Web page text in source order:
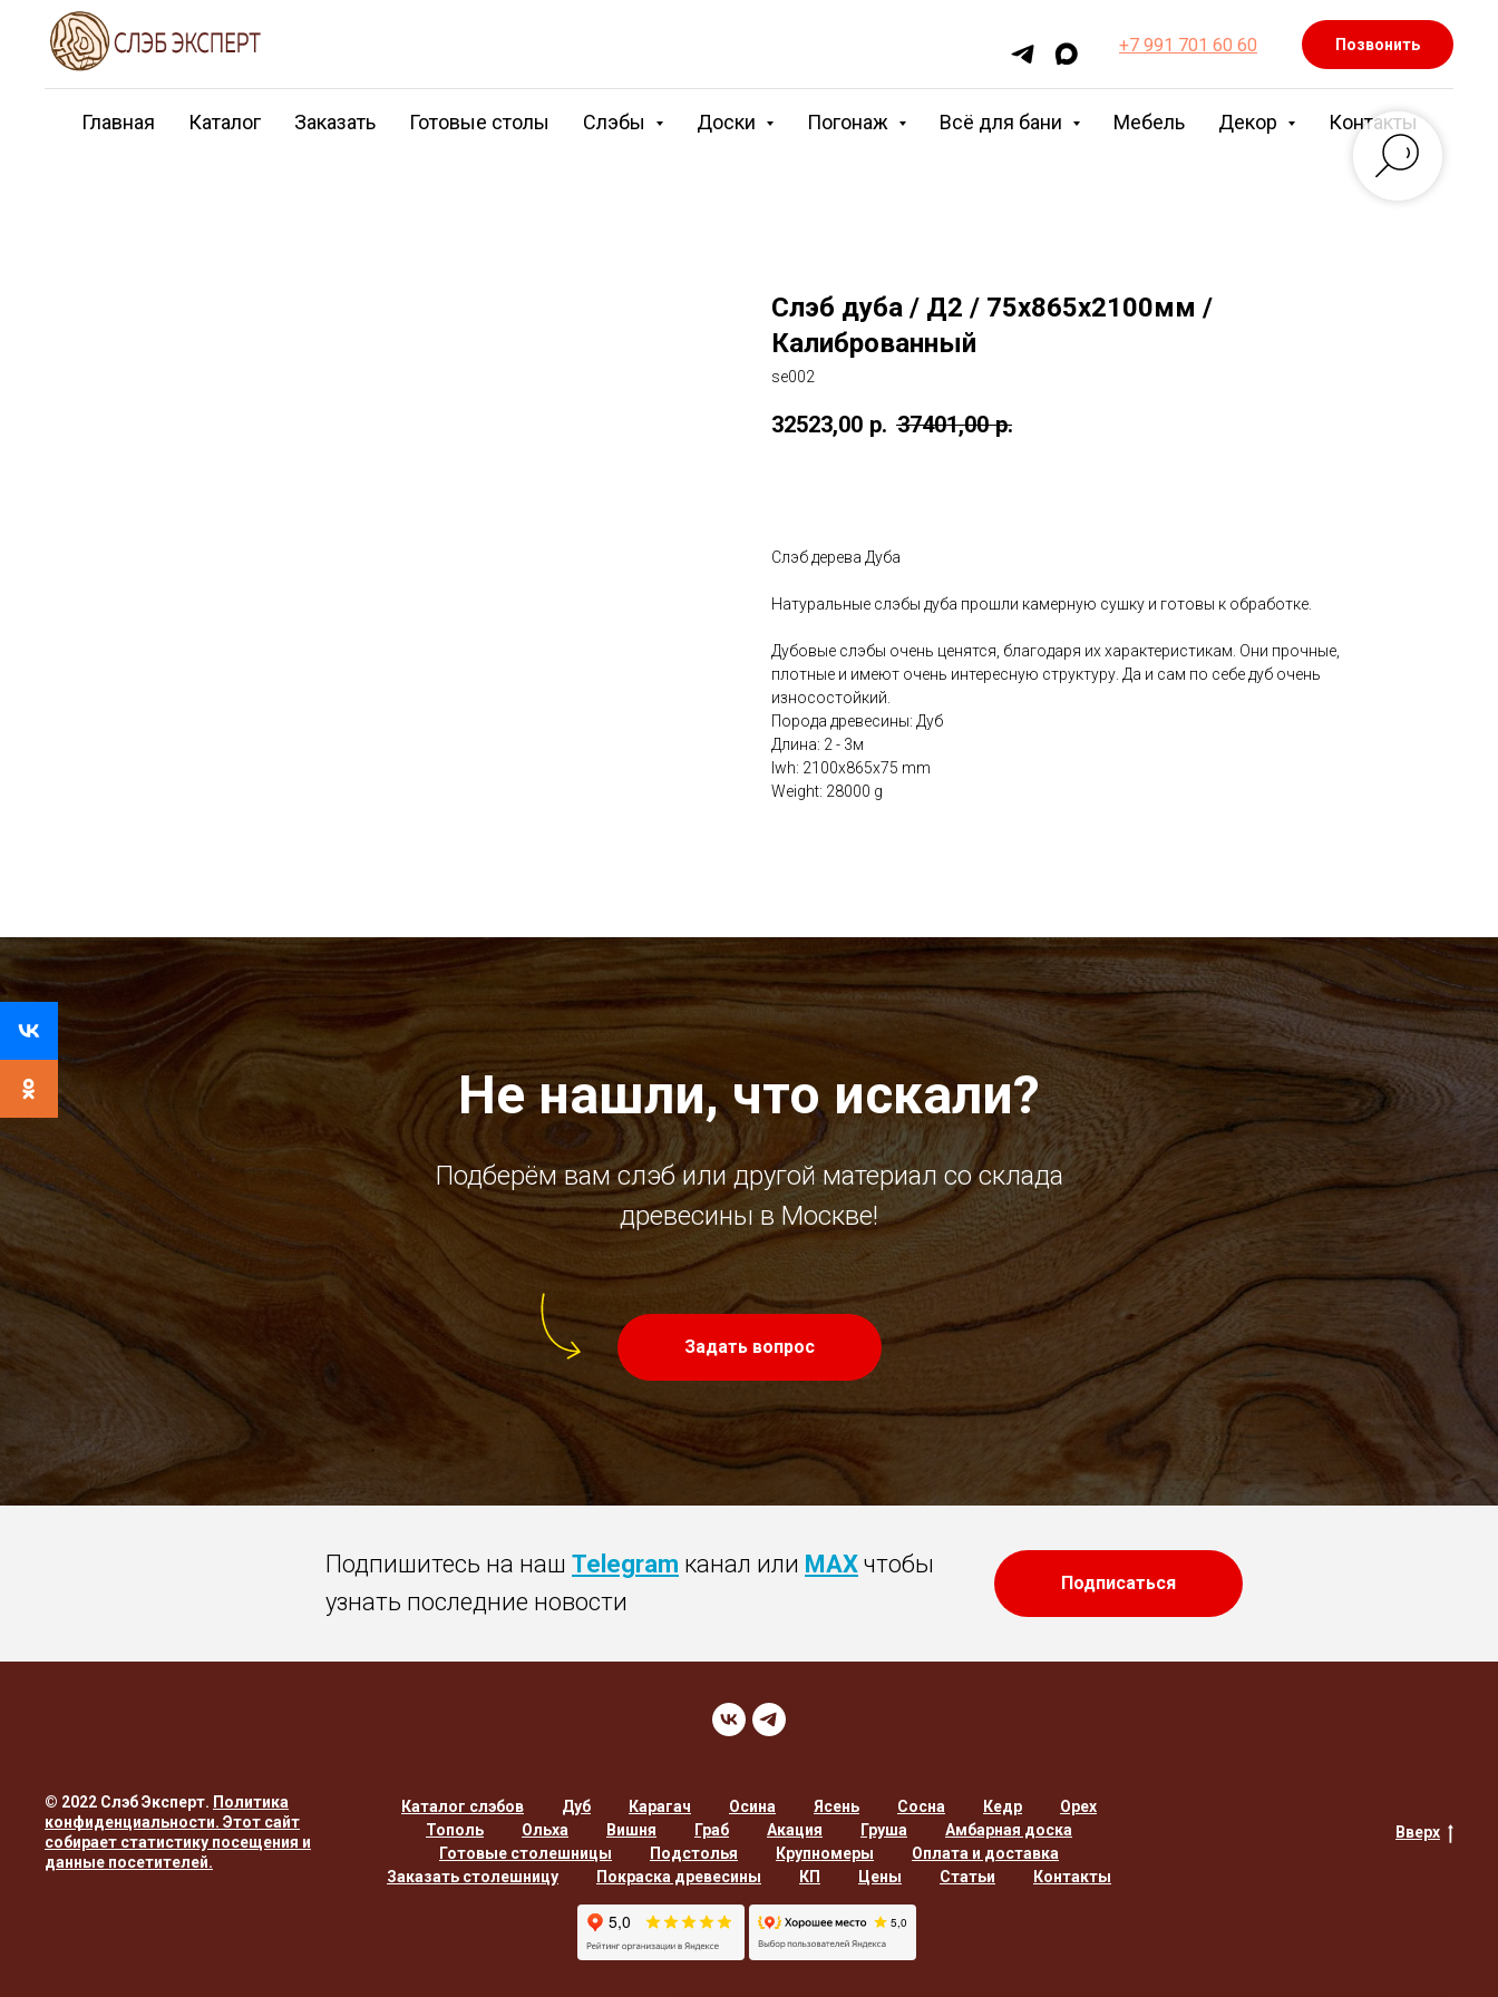
+7 991 701 60 60 Позвонить
Главная Каталог Заказать Готовые столы Слэбы Доски Погонаж Всё для бани Мебель Декор Контакты
Слэб дуба / Д2 / 75х865х2100мм /
Калиброванный
se002
32523,00 р. 37401,00 р.
Слэб дерева Дуба
Натуральные слэбы дуба прошли камерную сушку и готовы к обработке.
Дубовые слэбы очень ценятся, благодаря их характеристикам. Они прочные,
плотные и имеют очень интересную структуру. Да и сам по себе дуб очень
износостойкий.
Порода древесины: Дуб
Длина: 2 - 3м
lwh: 2100x865x75 mm
Weight: 28000 g
Не нашли, что искали?
Подберём вам слэб или другой материал со склада
древесины в Москве!
Задать вопрос
Подпишитесь на наш Telegram канал или MAX чтобы
узнать последние новости
Подписаться
© 2022 Слэб Эксперт. Политика
конфиденциальности. Этот сайт
собирает статистику посещения и
данные посетителей.
Каталог слэбов Дуб Карагач Осина Ясень Сосна Кедр
Орех
Тополь
Ольха Вишня Граб Акация Груша
Амбарная доска
Готовые столешницы
Подстолья Крупномеры
Оплата и доставка
Заказать столешницу
Покраска древесины КП Цены Статьи Контакты
Вверх